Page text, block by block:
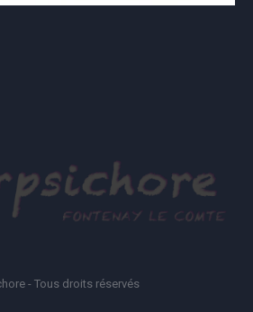
- Tous droits réservés